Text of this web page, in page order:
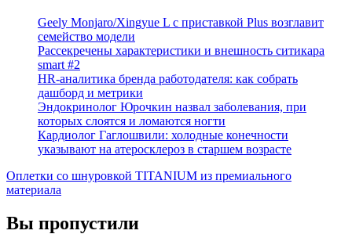
Geely Monjaro/Xingyue L с приставкой Plus возглавит
семейство модели
Рассекречены характеристики и внешность ситикара
smart #2
HR-аналитика бренда работодателя: как собрать
дашборд и метрики
Эндокринолог Юрочкин назвал заболевания, при
которых слоятся и ломаются ногти
Кардиолог Гаглошвили: холодные конечности
указывают на атеросклероз в старшем возрасте
Оплетки со шнуровкой TITANIUM из премиального
материала
Вы пропустили